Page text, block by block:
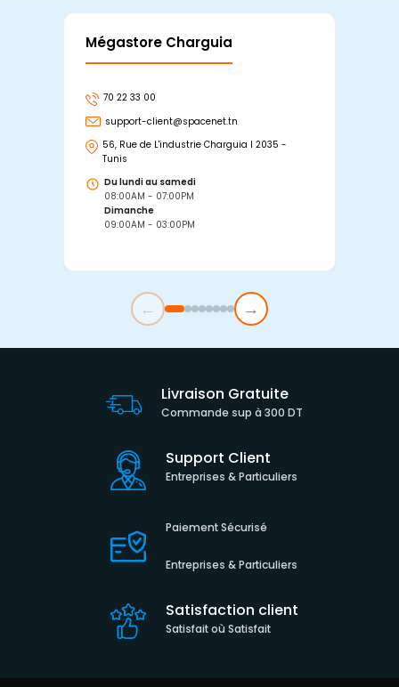
Mégastore Charguia
70 22 33 00
support-client@spacenet.tn
56, Rue de L'industrie Charguia I 2035 -
Tunis
Du lundi au samedi
08:00AM - 07:00PM
Dimanche
09:00AM - 03:00PM
← →
Livraison Gratuite
Commande sup à 300 DT
Support Client
Entreprises & Particuliers
Paiement Sécurisé
Entreprises & Particuliers
Satisfaction client
Satisfait où Satisfait